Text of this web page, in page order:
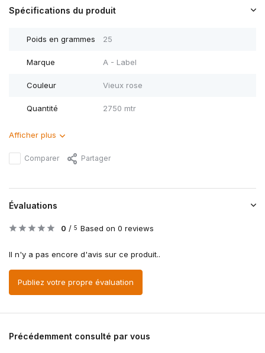
Spécifications du produit
Poids en grammes 25
Marque A - Label
Couleur Vieux rose
Quantité 2750 mtr
Afficher plus
Comparer Partager
Évaluations
0 / 5 Based on 0 reviews
Il n'y a pas encore d'avis sur ce produit..
Publiez votre propre évaluation
Précédemment consulté par vous